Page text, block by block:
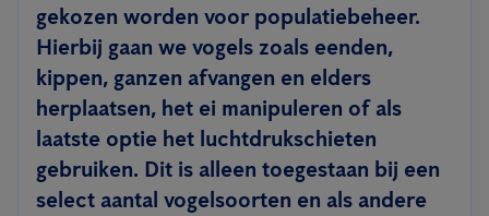
gekozen worden voor populatiebeheer.
Hierbij gaan we vogels zoals eenden,
kippen, ganzen afvangen en elders
herplaatsen, het ei manipuleren of als
laatste optie het luchtdrukschieten
gebruiken. Dit is alleen toegestaan bij een
select aantal vogelsoorten en als andere